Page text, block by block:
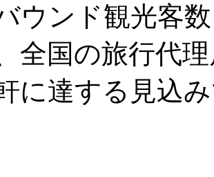
ウンド観光客
全国の旅行代
に達する見込